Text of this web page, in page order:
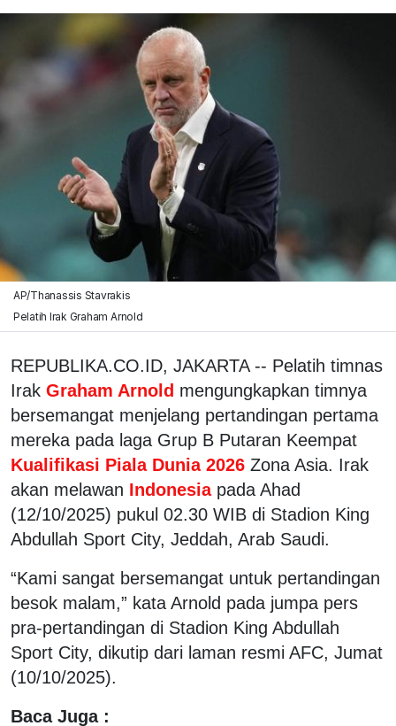
AP/Thanassis Stavrakis
Pelatih Irak Graham Arnold
REPUBLIKA.CO.ID, JAKARTA -- Pelatih timnas
Irak Graham Arnold mengungkapkan timnya
bersemangat menjelang pertandingan pertama
mereka pada laga Grup B Putaran Keempat
Kualifikasi Piala Dunia 2026 Zona Asia. Irak
akan melawan Indonesia pada Ahad
(12/10/2025) pukul 02.30 WIB di Stadion King
Abdullah Sport City, Jeddah, Arab Saudi.
“Kami sangat bersemangat untuk pertandingan
besok malam,” kata Arnold pada jumpa pers
pra-pertandingan di Stadion King Abdullah
Sport City, dikutip dari laman resmi AFC, Jumat
(10/10/2025).
Baca Juga :